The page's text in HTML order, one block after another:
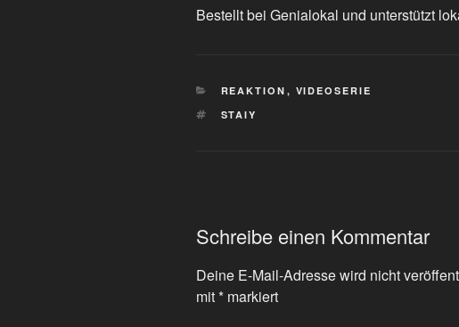
Bestellt bei Genialokal und unterstützt
KATEGORIEN
REAKTION , VIDEOSERIE
SCHLAGWÖRTER
STAIY
Schreibe einen Kommentar
Deine E-Mail-Adresse wird nicht
mit* markiert